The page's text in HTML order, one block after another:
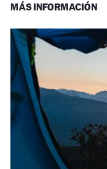
MÁS INFORMACIÓN